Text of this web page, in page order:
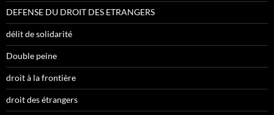
DEFENSE DU DROIT DES ETRANGERS
délit de solidarité
Double peine
droit à la frontière
droit des étrangers